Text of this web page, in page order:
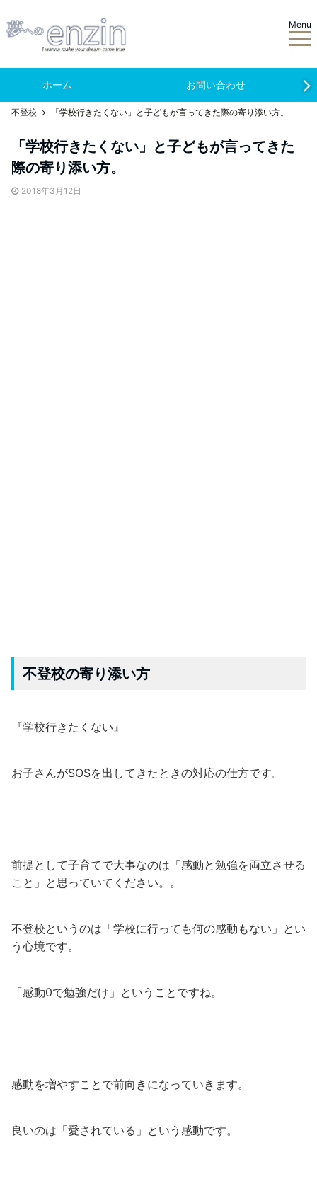
Menu
ホーム お問い合わせ
不登校 「学校行きたくない」と子どもが言ってきた際の寄り添い方。
「学校行きたくない」と子どもが言ってきた
際の寄り添い方。
2018年3月12日
不登校の寄り添い方
『学校行きたくない』
お子さんがSOSを出してきたときの対応の仕方です。
前提として子育てで大事なのは「感動と勉強を両立させる
こと」と思っていてください。。
不登校というのは「学校に行っても何の感動もない」とい
う心境です。
「感動0で勉強だけ」ということですね。
感動を増やすことで前向きになっていきます。
良いのは「愛されている」という感動です。